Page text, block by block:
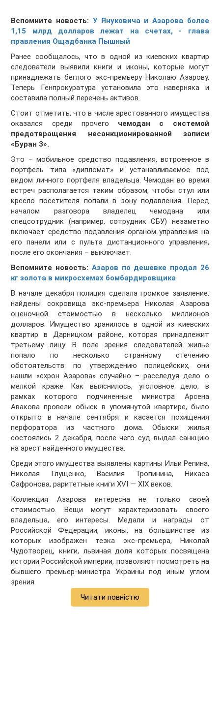
Вспомните новость: У Януковича и Азарова более
1,15 млрд долларов лежат на счетах, - глава
правления Ощадбанка Пышный
Ранее сообщалось, что в одной из киевских квартир
следователи выявили книги и иконы, которые могут
принадлежать беглого экс-премьеру Николаю Азарову.
Теперь Генпрокуратура установила это наверняка и
составила полный перечень активов.
Стоит отметить, что в числе арестованного имущества
оказался среди прочего чемодан с системой
предотвращения несанкционированной записи
«Буран 3».
Это – мобильное средство подавления, встроенное в
портфель типа «дипломат» и устанавливаемое под
видом личного портфеля владельца. Чемодан во время
встреч располагается таким образом, чтобы стул или
кресло посетителя попали в зону подавления. Перед
началом разговора владелец чемодана или
спецсотрудник (например, сотрудник СБУ) незаметно
включает средство подавления органом управления на
его панели или с пульта дистанционного управления,
после его окончания – выключает.
Вспомните новость: Азаров по дешевке продал 26
кг золота в микросхемах бомбардировщика
В начале декабря полиция сделала громкое заявление:
найдены сокровища экс-премьера Николая Азарова
оценочной стоимостью в несколько миллионов
долларов. Имущество хранилось в одной из киевских
квартир в Дарницком районе, которая принадлежит
третьему лицу. В поле зрения следователей жилье
попало по несколько странному стечению
обстоятельств: по утверждению полицейских, они
нашли «схрон Азарова» случайно – расследуя дело о
мелкой краже. Как выяснилось, уголовное дело, в
рамках которого подчиненные министра Арсена
Авакова провели обыск в упомянутой квартире, было
открыто в начале сентября и касается похищения
перфоратора из частного дома. Обыски жилья
состоялись 2 декабря, после чего суд выдал санкцию
на арест найденного имущества.
Среди этого имущества выявлены картины Ильи Репина,
Николая Глущенко, Василия Тропинина, Никаса
Сафронова, раритетные книги XVI — XIX веков.
Коллекция Азарова интересна не только своей
стоимостью. Вещи могут характеризовать своего
владельца, его интересы. Медали и награды от
Российской Федерации, иконы, на большинстве из
которых изображен тезка экс-премьера, Николай
Чудотворец, книги, львиная доля которых посвящена
истории Российской империи, позволяют посмотреть на
бывшего премьер-министра Украины под иным углом
зрения.
Читати повністю